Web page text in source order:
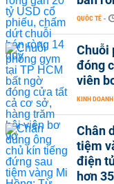
QUỐC TẾ -
Chuỗi
đóng
viên
KINH DOANH
Chân
tiệm
điện
hơn